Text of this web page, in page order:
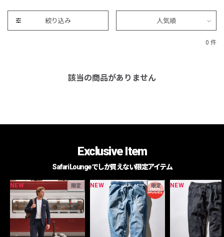
絞り込み 人気順
0 件
該当の商品がありません
Exclusive Item
Safari Loungeでしか買えない限定アイテム
NEW 限定 NEW 限定 NEW